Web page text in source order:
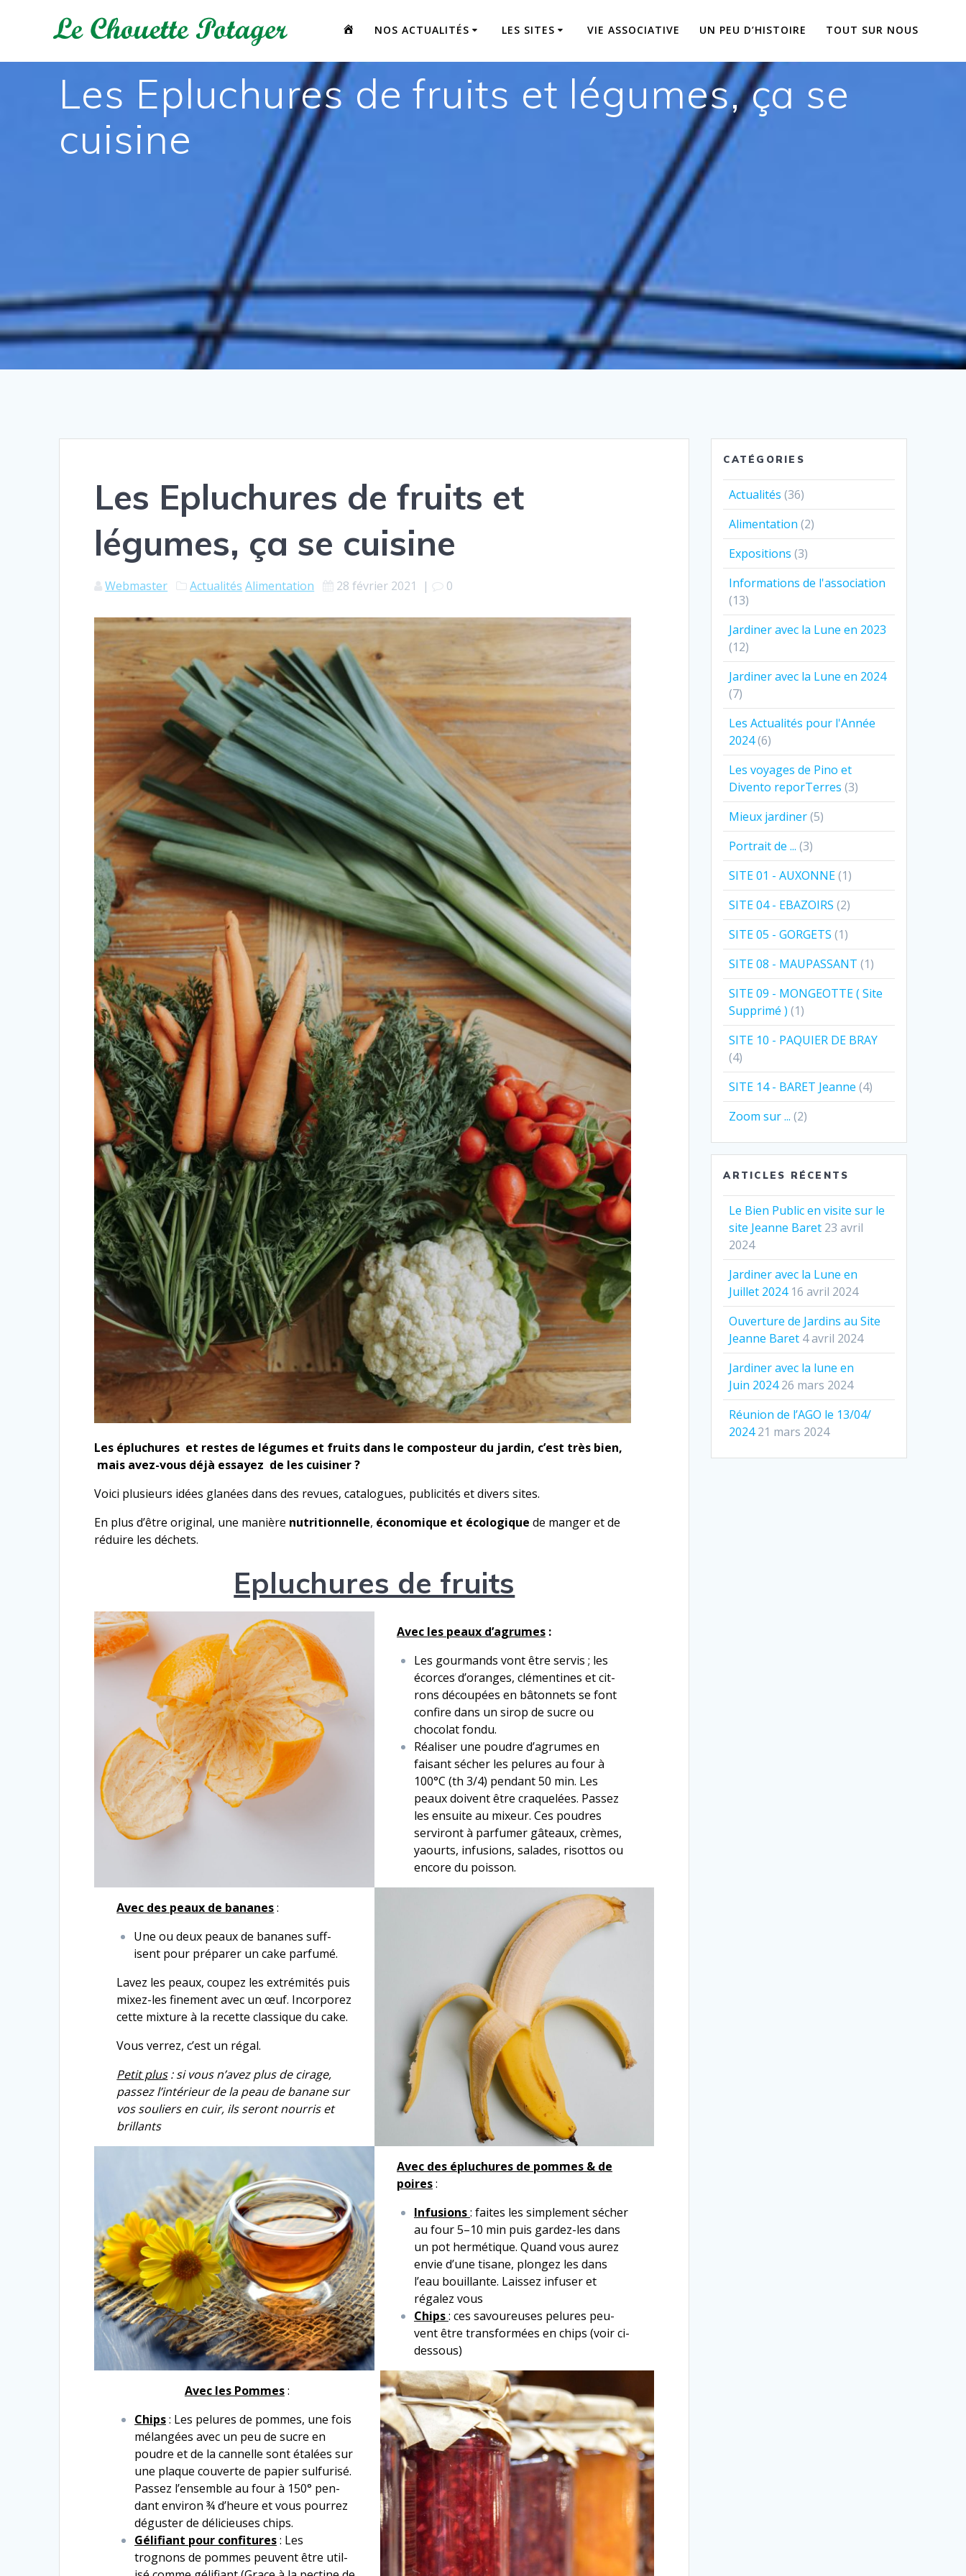
NOS ACTUALITÉS LES SITES VIE ASSOCIATIVE UN PEU D’HISTOIRE TOUT SUR NOUS
Les Epluchures de fruits et légumes, ça se
cuisine
Les Epluchures de fruits et
légumes, ça se cuisine
Webmaster Actualités Alimentation 28 février 2021 | 0
Les épluchures et restes de légumes et fruits dans le com­pos­teur du jardin, c’est très bien,
mais avez-​vous déjà essayez de les cuisiner ?
Voici plusieurs idées glanées dans des revues, cat­a­logues, pub­lic­ités et divers sites.
En plus d’être orig­i­nal, une manière nutri­tion­nelle, économique et écologiquede manger et de
réduire les déchets.
Epluchures de fruits
Avec les peaux d’a­grumes:
Les gour­mands vont être servis ; les
écorces d’o­r­anges, clé­men­tines et cit­
rons découpées en bâton­nets se font
con­fire dans un sirop de sucre ou
choco­lat fondu.
Réaliser une poudre d’a­grumes en
faisant séch­er les pelures au four à
100°C (th 3/​4) pen­dant 50 min. Les
peaux doivent être craque­lées. Passez
les ensuite au mixeur. Ces poudres
servi­ront à par­fumer gâteaux, crèmes,
yaourts, infu­sions, salades, risot­tos ou
encore du poisson.
Avec des peaux de bananes:
Une ou deux peaux de bananes suff­
isent pour pré­par­er un cake parfumé.
Lavez les peaux, coupez les extrémités puis
mixez-​les fine­ment avec un œuf. Incorporez
cette mix­ture à la recette clas­sique du cake.
Vous ver­rez, c’est un régal.
Petit plus: si vous n’avez plus de cirage,
passez l’in­térieur de la peau de banane sur
vos souliers en cuir, ils seront nour­ris et
brillants
Avec des épluchures de pommes & de
poires:
Infusions: faites les sim­ple­ment séch­er
au four 5–10 min puis gardez-​les dans
un pot her­mé­tique. Quand vous aurez
envie d’une tisane, plongez les dans
l’eau bouil­lante. Laissez infuser et
régalez vous
Chips: ces savoureuses pelures peu­
vent être trans­for­mées en chips (voir ci-
dessous)
Avec les Pommes:
Chips: Les pelures de pommes, une fois
mélangées avec un peu de sucre en
poudre et de la can­nelle sont étalées sur
une plaque cou­verte de papi­er sul­fu­risé.
Passez l’ensem­ble au four à 150° pen­
dant env­i­ron ¾ d’heure et vous pour­rez
déguster de déli­cieuses chips.
Gélifiant pour con­fi­tures: Les
trognons de pommes peu­vent être util­
CATÉGORIES
Actualités (36)
Alimentation (2)
Expositions (3)
Informations de l'association
(13)
Jardiner avec la Lune en 2023
(12)
Jardiner avec la Lune en 2024
(7)
Les Actualités pour l'Année
2024(6)
Les voyages de Pino et
Divento reporTerres (3)
Mieux jardiner(5)
Portrait de ... (3)
SITE 01 - AUXONNE(1)
SITE 04 - EBAZOIRS (2)
SITE 05 - GORGETS (1)
SITE 08 - MAUPASSANT (1)
SITE 09 - MONGEOTTE ( Site
Supprimé ) (1)
SITE 10 - PAQUIER DE BRAY
(4)
SITE 14 - BARET Jeanne (4)
Zoom sur ... (2)
ARTICLES RÉCENTS
Le Bien Public en visite sur le
site Jeanne Baret 23 avril
2024
Jardiner avec la Lune en
Juillet 2024 16 avril 2024
Ouverture de Jardins au Site
Jeanne Baret 4 avril 2024
Jardiner avec la lune en
Juin 2024 26 mars 2024
Réunion de l’AGO le 13/​04/​
2024 21 mars 2024